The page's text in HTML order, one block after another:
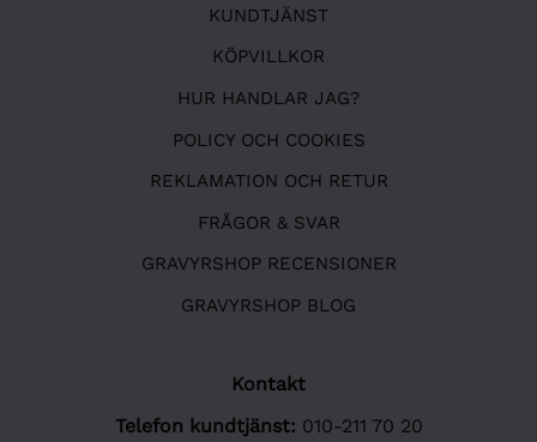
KUNDTJÄNST
KÖPVILLKOR
HUR HANDLAR JAG?
POLICY OCH COOKIES
REKLAMATION OCH RETUR
FRÅGOR & SVAR
GRAVYRSHOP RECENSIONER
GRAVYRSHOP BLOG
Kontakt
Telefon kundtjänst: 010-211 70 20